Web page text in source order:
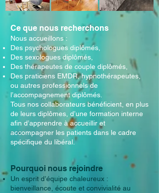
Ce que nous recherchons
Nous accueillons :
Des psychologues diplômés,
Des sexologues diplômés,
Des thérapeutes de couple diplômés,
Des praticiens EMDR, hypnothérapeutes,
ou autres professionnels de
l’accompagnement diplômés.
Tous nos collaborateurs bénéficient, en plus
de leurs diplômes, d’une formation interne
afin d’apprendre à accueillir et
accompagner les patients dans le cadre
spécifique du libéral.
Pourquoi nous rejoindre
Un esprit d’équipe chaleureux :
bienveillance, écoute et convivialité au